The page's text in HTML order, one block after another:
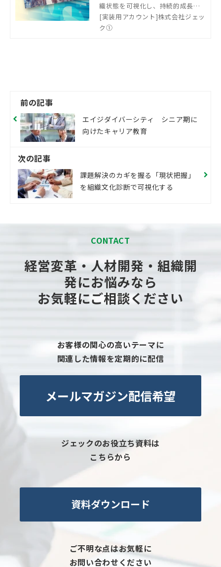
織状態を可視化し、持続的成長を
実現する組織文化を醸成するため
の課題を明確にします。
[実装用アカウント]株式会社ジェッ
ク①
前の記事
エイジダイバーシティ シニア期に
向けたキャリア教育
次の記事
課題解決のカギを握る「現状把握」
を組織文化診断で可視化する
CONTACT
経営変革・人材開発・組織開
発にお悩みなら
お気軽にご相談ください
お客様の関心の高いテーマに
関連した情報を定期的に配信
メールマガジン配信希望
ジェックのお役立ち資料は
こちらから
資料ダウンロード
ご不明な点はお気軽に
お問い合わせください